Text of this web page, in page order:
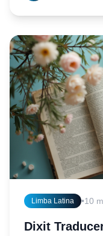
Limba Latina •10
Dixit